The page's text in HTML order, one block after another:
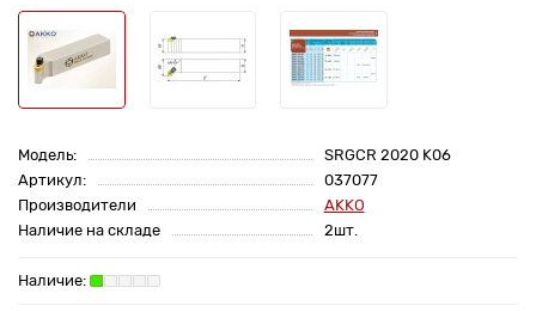
Модель:
SRGCR 2020 K06
Артикул:
037077
Производители
AKKO
Наличие на складе
2шт.